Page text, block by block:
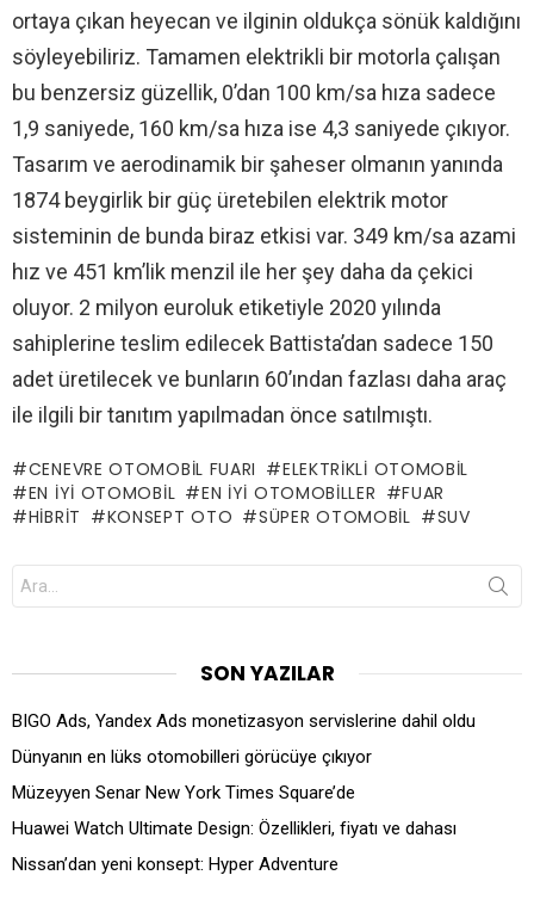
ortaya çıkan heyecan ve ilginin oldukça sönük kaldığını
söyleyebiliriz. Tamamen elektrikli bir motorla çalışan
bu benzersiz güzellik, 0’dan 100 km/sa hıza sadece
1,9 saniyede, 160 km/sa hıza ise 4,3 saniyede çıkıyor.
Tasarım ve aerodinamik bir şaheser olmanın yanında
1874 beygirlik bir güç üretebilen elektrik motor
sisteminin de bunda biraz etkisi var. 349 km/sa azami
hız ve 451 km’lik menzil ile her şey daha da çekici
oluyor. 2 milyon euroluk etiketiyle 2020 yılında
sahiplerine teslim edilecek Battista’dan sadece 150
adet üretilecek ve bunların 60’ından fazlası daha araç
ile ilgili bir tanıtım yapılmadan önce satılmıştı.
CENEVRE OTOMOBIL FUARI
ELEKTRIKLI OTOMOBIL
EN IYI OTOMOBIL
EN IYI OTOMOBILLER
FUAR
HIBRIT
KONSEPT OTO SÜPER OTOMOBIL SUV
Search
for:
SON YAZILAR
BIGO Ads, Yandex Ads monetizasyon servislerine dahil oldu
Dünyanın en lüks otomobilleri görücüye çıkıyor
Müzeyyen Senar New York Times Square’de
Huawei Watch Ultimate Design: Özellikleri, fiyatı ve dahası
Nissan’dan yeni konsept: Hyper Adventure